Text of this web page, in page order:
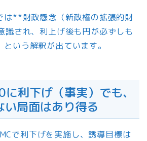
は**財政懸念（新政権の拡張的財
され、利上げ後も円が必ずしも
という解釈が出ています。
利下げ（事実）でも、
い局面はあり得る
で利下げを実施し、誘導目標は